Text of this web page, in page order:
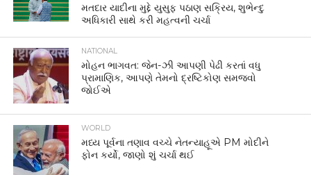
મતદાર યાદીના મુદ્દે યુસુફ પઠાણ સક્રિય, શુભેન્દુ
અધિકારી સાથે કરી મહત્વની ચર્ચા
NATIONAL
મોહન ભાગવત: જેન-ઝી આપણી પેઢી કરતાં વધુ
પ્રામાણિક, આપણે તેમનો દ્રષ્ટિકોણ સમજવો
જોઈએ
WORLD
મધ્ય પૂર્વના તણાવ વચ્ચે નેતન્યાહૂએ PM મોદીને
ફોન કર્યો, જાણો શું ચર્ચા થઈ